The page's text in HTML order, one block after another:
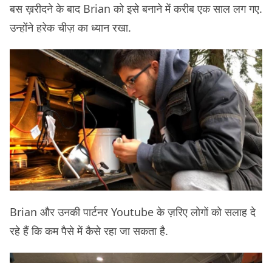
बस ख़रीदने के बाद Brian को इसे बनाने में करीब एक साल लग गए.
उन्होंने हरेक चीज़ का ध्यान रखा.
Brian और उनकी पार्टनर Youtube के ज़रिए लोगों को सलाह दे
रहे हैं कि कम पैसे में कैसे रहा जा सकता है.